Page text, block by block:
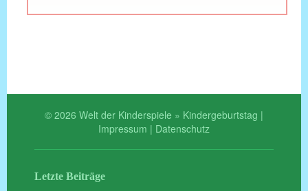
© 2026 Welt der Kinderspiele » Kindergeburtstag |
Impressum | Datenschutz
Letzte Beiträge